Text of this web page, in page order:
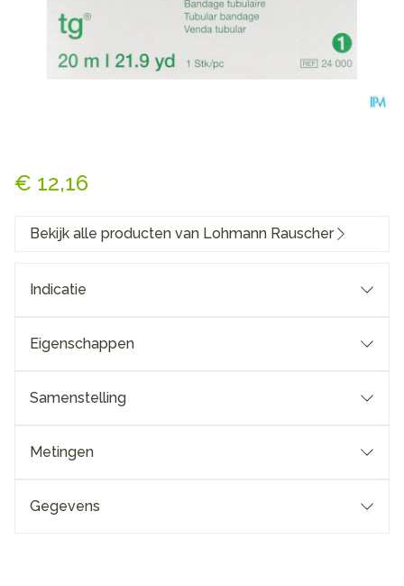
€ 12,16
Bekijk alle producten van Lohmann Rauscher
Indicatie
Eigenschappen
Samenstelling
Metingen
Gegevens